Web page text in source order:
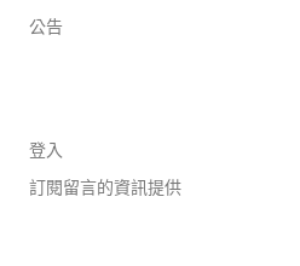
公告
登入
訂閱留言的資訊提供